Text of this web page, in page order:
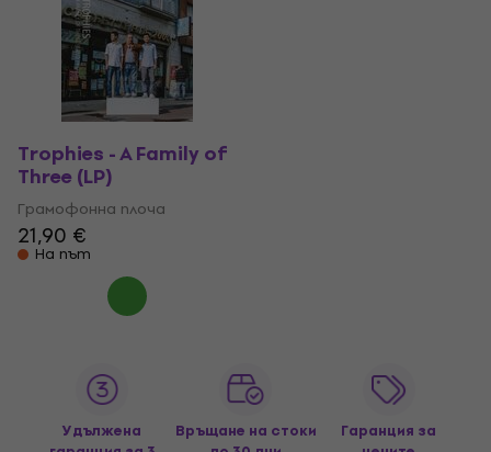
Trophies - A Family of
Three (LP)
Грамофонна плоча
21,90 €
На път
Удължена
Връщане на стоки
Гаранция за